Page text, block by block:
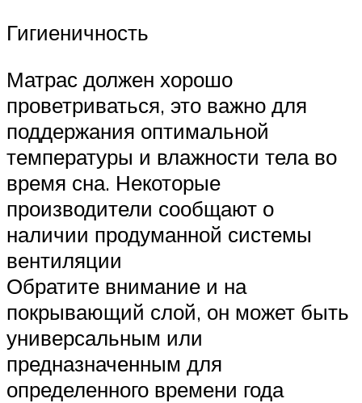
Гигиеничность
Матрас должен хорошо
проветриваться, это важно для
поддержания оптимальной
температуры и влажности тела во
время сна. Некоторые
производители сообщают о
наличии продуманной системы
вентиляции
Обратите внимание и на
покрывающий слой, он может быть
универсальным или
предназначенным для
определенного времени года